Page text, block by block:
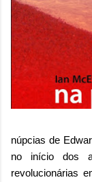
núpcias de
no início dos
revolucionárias